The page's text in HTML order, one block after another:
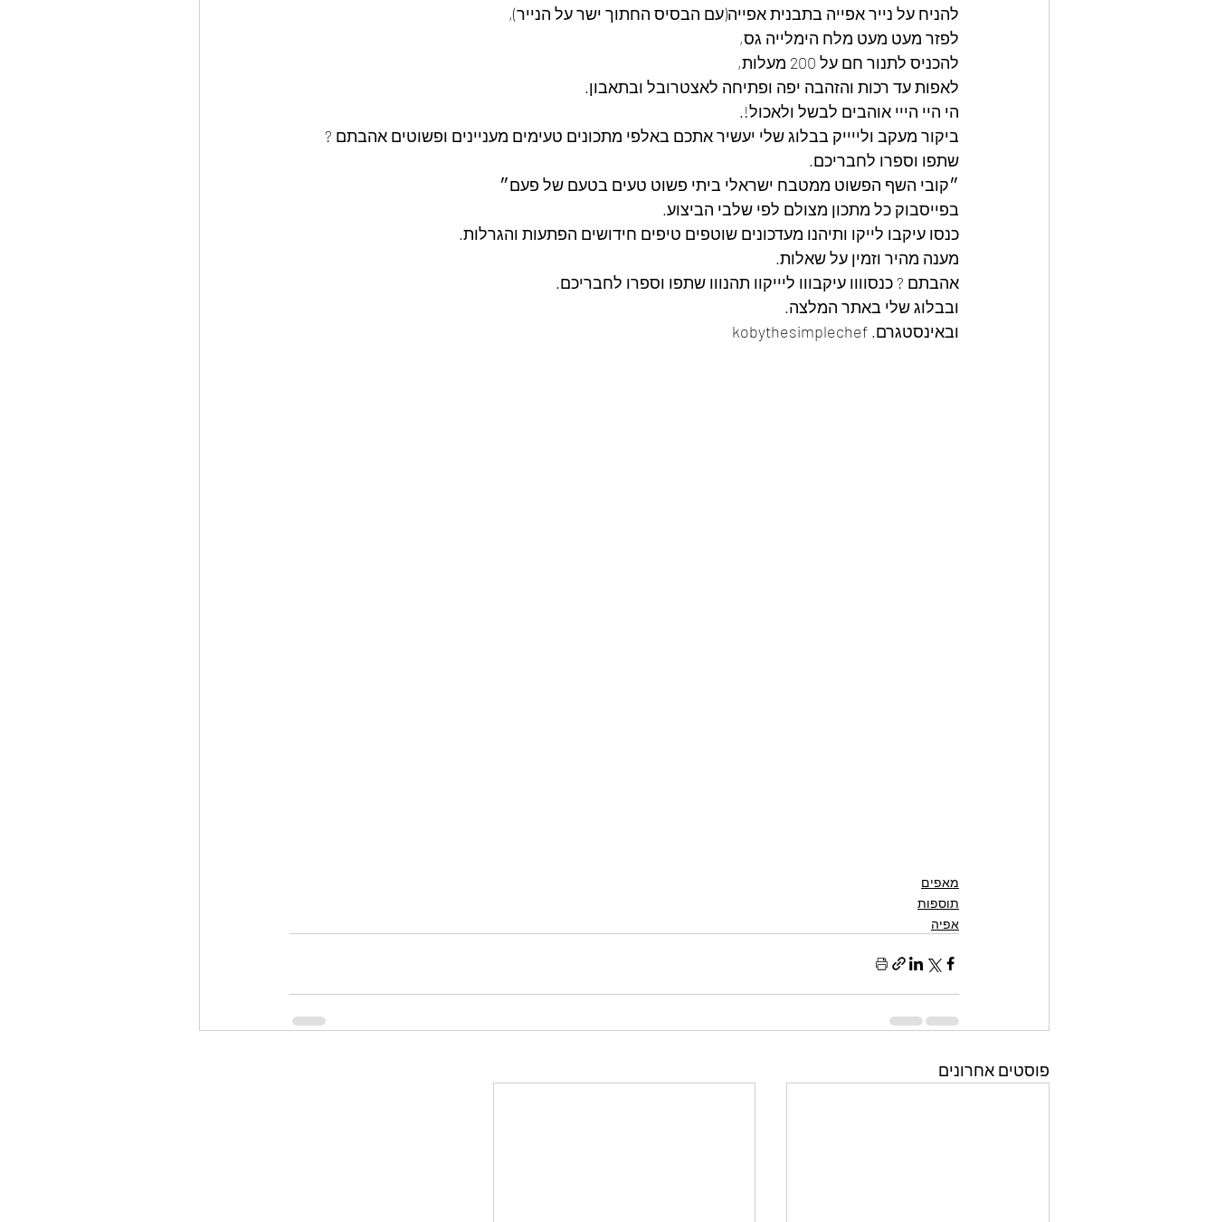
להניח על נייר אפייה בתבנית אפייה(עם הבסיס החתוך ישר על הנייר),
לפזר מעט מעט מלח הימלייה גס,
להכניס לתנור חם על 200 מעלות,
לאפות עד רכות והזהבה יפה ופתיחה לאצטרובל ובתאבון.
הי היי הייי אוהבים לבשל ולאכול!.
ביקור מעקב ולייייק בבלוג שלי יעשיר אתכם באלפי מתכונים טעימים מעניינים ופשוטים אהבתם ?
שתפו וספרו לחבריכם.
״קובי השף הפשוט ממטבח ישראלי ביתי פשוט טעים בטעם של פעם״
בפייסבוק כל מתכון מצולם לפי שלבי הביצוע.
כנסו עיקבו לייקו ותיהנו מעדכונים שוטפים טיפים חידושים הפתעות והגרלות.
מענה מהיר וזמין על שאלות.
אהבתם ? כנסוווו עיקבווו ליייקוו תהנווו שתפו וספרו לחבריכם.
ובבלוג שלי באתר המלצה.
ובאינסטגרם. kobythesimplechef
מאפים
תוספות
אפיה
פוסטים אחרונים